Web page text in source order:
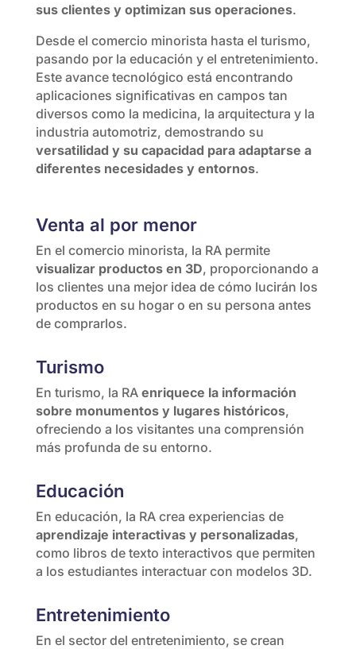
sus clientes y optimizan sus operaciones.
Desde el comercio minorista hasta el turismo,
pasando por la educación y el entretenimiento.
Este avance tecnológico está encontrando
aplicaciones significativas en campos tan
diversos como la medicina, la arquitectura y la
industria automotriz, demostrando su
versatilidad y su capacidad para adaptarse a
diferentes necesidades y entornos.
Venta al por menor
En el comercio minorista, la RA permite
visualizar productos en 3D, proporcionando a
los clientes una mejor idea de cómo lucirán los
productos en su hogar o en su persona antes
de comprarlos.
Turismo
En turismo, la RA enriquece la información
sobre monumentos y lugares históricos,
ofreciendo a los visitantes una comprensión
más profunda de su entorno.
Educación
En educación, la RA crea experiencias de
aprendizaje interactivas y personalizadas,
como libros de texto interactivos que permiten
a los estudiantes interactuar con modelos 3D.
Entretenimiento
En el sector del entretenimiento, se crean